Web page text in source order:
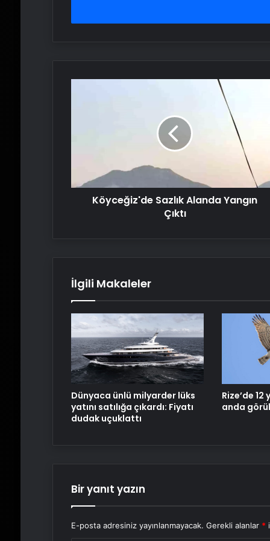
Köyceğiz'de Sazlık Alanda Yangın
Çıktı
İlgili Makaleler
Dünyaca ünlü milyarder lüks
yatını satılığa çıkardı: Fiyatı
dudak uçuklattı
Rize’de 12
anda
Bir yanıt yazın
E-posta adresiniz yayınlanmayacak. Gerekli alanlar *